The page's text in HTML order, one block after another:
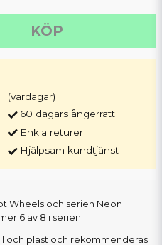
KÖP
(vardagar)
60 dagars ångerrätt
Enkla returer
Hjälpsam kundtjänst
Wheels och serien Neon
6 av 8 i serien.
och plast och rekommenderas